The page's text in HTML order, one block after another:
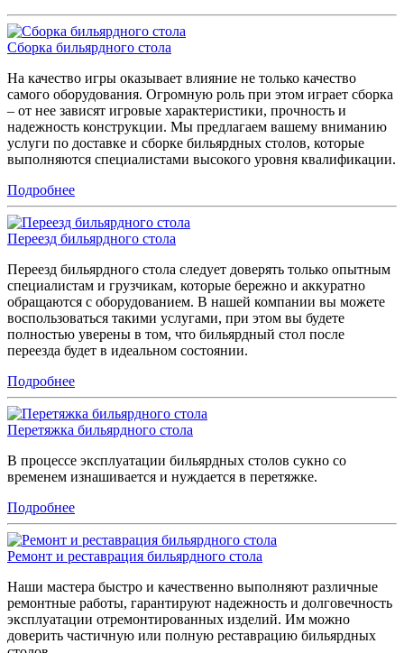
Сборка бильярдного стола
На качество игры оказывает влияние не только качество
самого оборудования. Огромную роль при этом играет сборка
– от нее зависят игровые характеристики, прочность и
надежность конструкции. Мы предлагаем вашему вниманию
услуги по доставке и сборке бильярдных столов, которые
выполняются специалистами высокого уровня квалификации.
Подробнее
Переезд бильярдного стола
Переезд бильярдного стола следует доверять только опытным
специалистам и грузчикам, которые бережно и аккуратно
обращаются с оборудованием. В нашей компании вы можете
воспользоваться такими услугами, при этом вы будете
полностью уверены в том, что бильярдный стол после
переезда будет в идеальном состоянии.
Подробнее
Перетяжка бильярдного стола
В процессе эксплуатации бильярдных столов сукно со
временем изнашивается и нуждается в перетяжке.
Подробнее
Ремонт и реставрация бильярдного стола
Наши мастера быстро и качественно выполняют различные
ремонтные работы, гарантируют надежность и долговечность
эксплуатации отремонтированных изделий. Им можно
доверить частичную или полную реставрацию бильярдных